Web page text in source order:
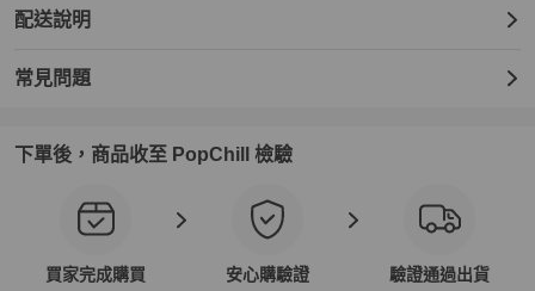
配送說明
常見問題
下單後，商品收至 PopChill 檢驗
買家完成購買 安心購驗證 驗證通過出貨